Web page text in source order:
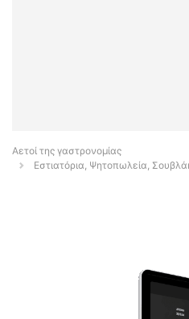
Αετοί της γαστρονομίας
Εστιατόρια, Ψητοπωλεία,